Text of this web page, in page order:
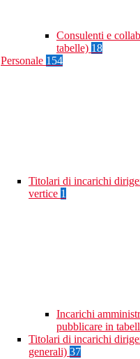
Consulenti e
tabelle) 18
Personale 154
Titolari di incarichi
vertice 1
Incarichi
pubblicare in
Titolari di incarichi
generali) 37